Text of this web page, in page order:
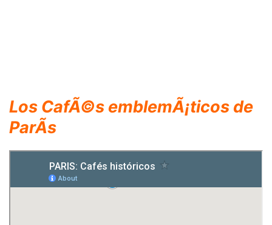
Los CafÃ©s emblemÃ¡ticos de
ParÃ­s